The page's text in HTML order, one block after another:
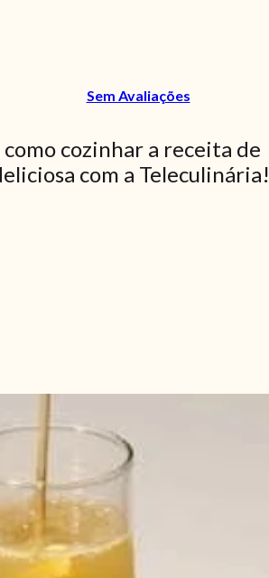
Sem Avaliações
cozinhar a receita de
com a Teleculinária!